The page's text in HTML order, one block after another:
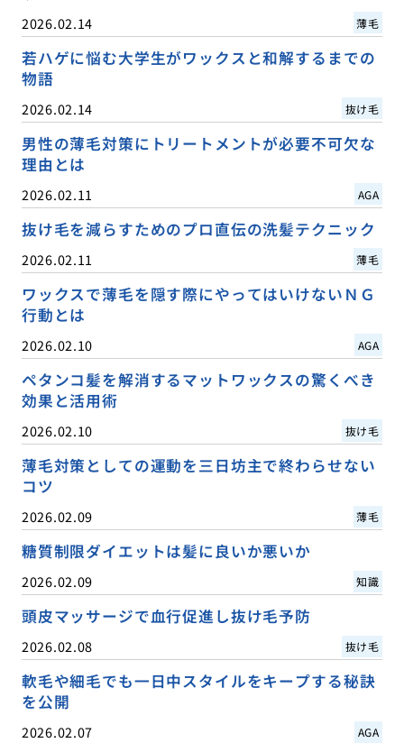
2026.02.14 薄毛
若ハゲに悩む大学生がワックスと和解するまでの
物語
2026.02.14 抜け毛
男性の薄毛対策にトリートメントが必要不可欠な
理由とは
2026.02.11 AGA
抜け毛を減らすためのプロ直伝の洗髪テクニック
2026.02.11 薄毛
ワックスで薄毛を隠す際にやってはいけないＮＧ
行動とは
2026.02.10 AGA
ペタンコ髪を解消するマットワックスの驚くべき
効果と活用術
2026.02.10 抜け毛
薄毛対策としての運動を三日坊主で終わらせない
コツ
2026.02.09 薄毛
糖質制限ダイエットは髪に良いか悪いか
2026.02.09 知識
頭皮マッサージで血行促進し抜け毛予防
2026.02.08 抜け毛
軟毛や細毛でも一日中スタイルをキープする秘訣
を公開
2026.02.07 AGA